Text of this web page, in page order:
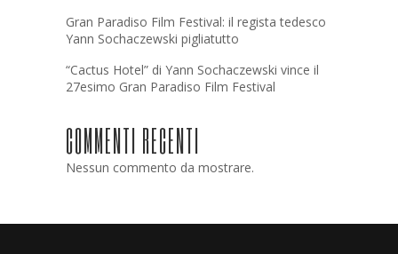
Gran Paradiso Film Festival: il regista tedesco
Yann Sochaczewski pigliatutto
“Cactus Hotel” di Yann Sochaczewski vince il
27esimo Gran Paradiso Film Festival
COMMENTI RECENTI
Nessun commento da mostrare.